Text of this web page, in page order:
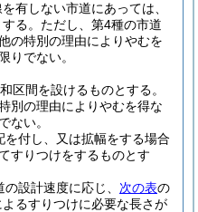
有しない市道にあっては、
る。 ただし、第4種の市道
の特別の理由によりやむを
りでない。
区間を設けるものとする。
別の理由によりやむを得な
ない。
付し、又は拡幅をする場合
すりつけをするものとす
設計速度に応じ、 次の表の
るすりつけに必要な長さが